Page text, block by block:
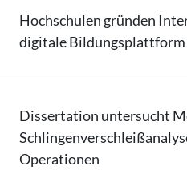
Hochschulen gründen
digitaleBildungsplattform
Dissertation untersucht
Operationen